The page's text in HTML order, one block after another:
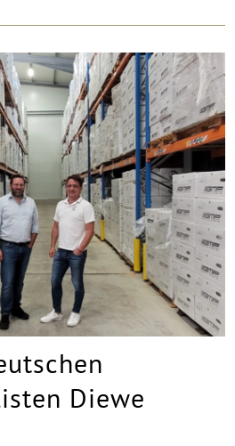
Diewe